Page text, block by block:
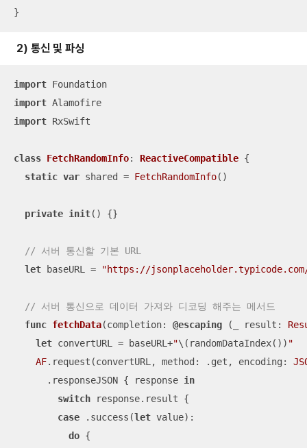
}
2) 통신 및 파싱
import
import
import RxSwift
class FetchRandomInfo: ReactiveCompatible {
static var shared = FetchRandomInfo()
private init() {}
// 서버 통신할 기본 URL
let baseURL = "https://
// 서버 통신으로 데이터 가져와 디코딩 해주는 메서드
func fetchData(completion: @escaping ( result:
let convertURL = baseURL +"\(randomDataIndex()) "
AF.request(convertURL, method: .get, encoding:
      .responseJSON { response
in
switch response.result {
case .success(let value):
do {